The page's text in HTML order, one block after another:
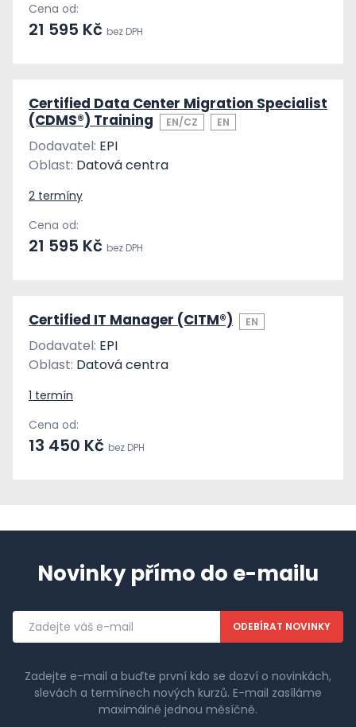
Cena od:
21 595 Kč bez DPH
Certified Data Center Migration Specialist
(CDMS®) Training
EN/CZ EN
Dodavatel: EPI
Oblast: Datová centra
2 termíny
Cena od:
21 595 Kč bez DPH
Certified IT Manager (CITM®) EN
Dodavatel: EPI
Oblast: Datová centra
1 termín
Cena od:
13 450 Kč bez DPH
Novinky přímo do e-mailu
Emailová
adresa
Zadejte e-mail a buďte první kdo se dozví o novinkách,
slevách a termínech nových kurzů. E-mail zasíláme
maximálně jednou měsíčně.